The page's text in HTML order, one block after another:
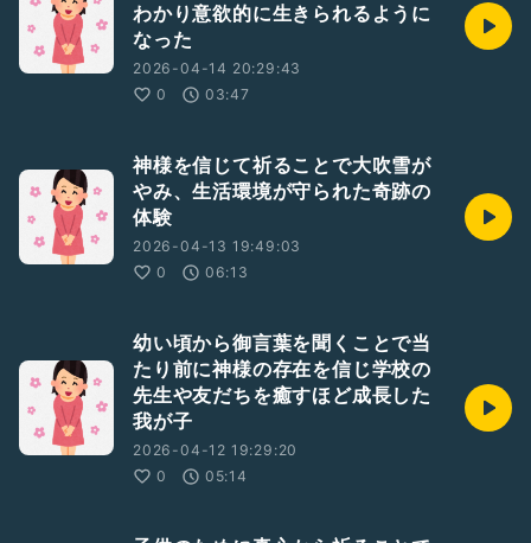
わかり意欲的に生きられるように
なった
2026-04-14 20:29:43
0
03:47
神様を信じて祈ることで大吹雪が
やみ、生活環境が守られた奇跡の
体験
2026-04-13 19:49:03
0
06:13
幼い頃から御言葉を聞くことで当
たり前に神様の存在を信じ学校の
先生や友だちを癒すほど成長した
我が子
2026-04-12 19:29:20
0
05:14